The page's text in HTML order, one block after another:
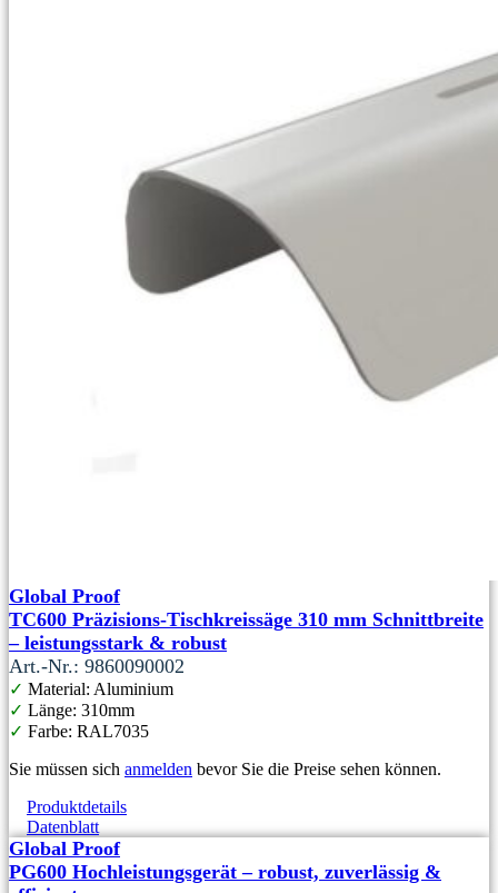
Global Proof
TC600 Präzisions-Tischkreissäge 310 mm Schnittbreite
– leistungsstark & robust
Art.-Nr.: 9860090002
✓ Material: Aluminium
✓ Länge: 310mm
✓ Farbe: RAL7035
Sie müssen sich anmelden bevor Sie die Preise sehen können.
Produktdetails
Datenblatt
Global Proof
PG600 Hochleistungsgerät – robust, zuverlässig &